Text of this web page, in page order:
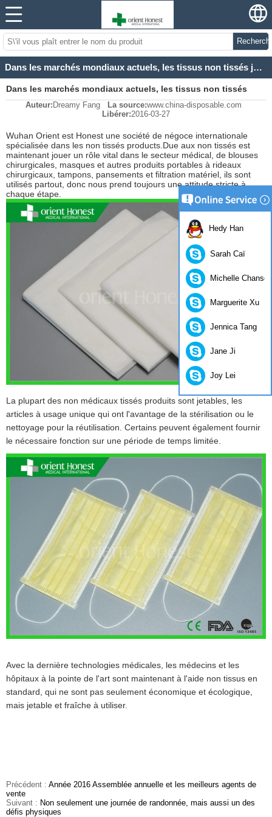
Dans les marchés mondiaux actuels, les tissus non tissés jouent un rôle vital dans le secteur médica
Dans les marchés mondiaux actuels, les tissus non tissés
jouent un rôle vital dans le secteur médica
Auteur: Dreamy Fang La source:www.china-disposable.com
Libérer:2016-03-27
Wuhan Orient est Honest une société de négoce internationale
spécialisée dans les non tissés products.Due aux non tissés est
maintenant jouer un rôle vital dans le secteur médical, de blouses
chirurgicales, masques et autres produits portables à rideaux
chirurgicaux, tampons, pansements et filtration matériel, ils sont
utilisés partout, donc nous prend toujours une attitude stricte à
chaque étape.
La plupart des non médicaux tissés produits sont jetables, les
articles à usage unique qui ont l'avantage de la stérilisation ou le
nettoyage pour la réutilisation. Certains peuvent également fournir
le nécessaire fonction sur une période de temps limitée.
Avec la dernière technologies médicales, les médecins et les
hôpitaux à la pointe de l'art sont maintenant à l'aide non tissus en
standard, qui ne sont pas seulement économique et écologique,
mais jetable et fraîche à utiliser.
Précédent : Année 2016 Assemblée annuelle et les meilleurs agents de
vente
Suivant : Non seulement une journée de randonnée, mais aussi un des
défis physiques
Hedy Han
Sarah Caï
Michelle Chanson
Marguerite Xu
Jennica Tang
Jane Ji
Joy Lei